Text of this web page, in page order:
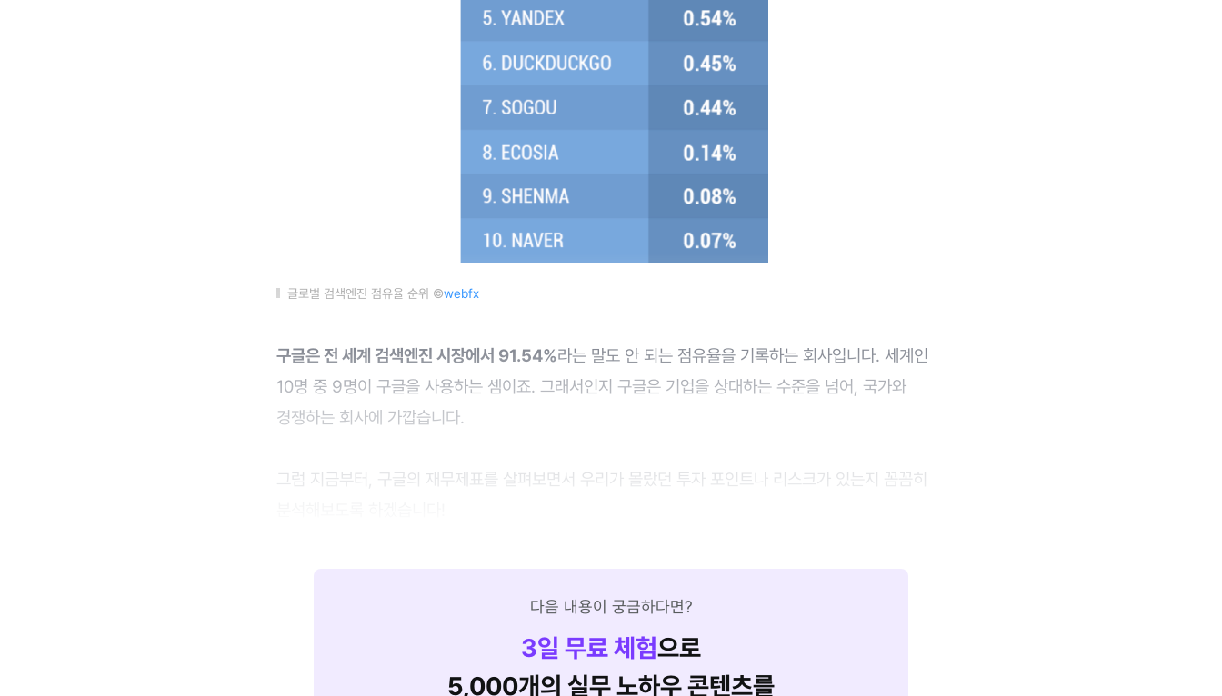
글로벌 검색엔진 점유율 순위 ©webfx
구글은 전 세계 검색엔진 시장에서 91.54%라는 말도 안 되는 점유율을 기록하는 회사입니다. 세계인
10명 중 9명이 구글을 사용하는 셈이죠. 그래서인지 구글은 기업을 상대하는 수준을 넘어, 국가와
경쟁하는 회사에 가깝습니다.
그럼 지금부터, 구글의 재무제표를 살펴보면서 우리가 몰랐던 투자 포인트나 리스크가 있는지 꼼꼼히
다음 내용이 궁금하다면?
3일 무료 체험으로
5,000개의 실무 노하우 콘텐츠를